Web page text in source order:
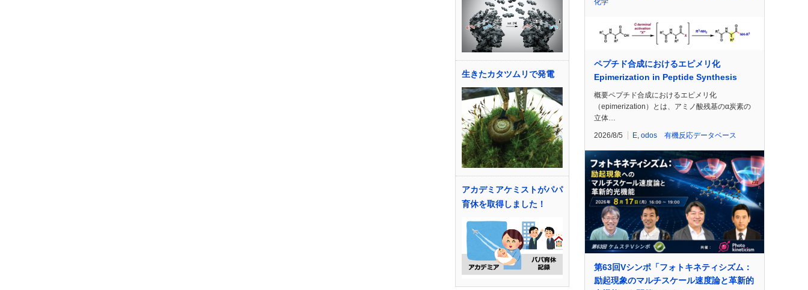
生きたカタツムリで発電
アカデミアケミストがパパ
育休を取得しました！
ペプチド合成におけるエピメリ化
Epimerization in Peptide Synthesis
概要ペプチド合成におけるエピメリ化
（epimerization）とは、アミノ酸残基のα炭素の
立体…
2026/8/5 E odos 有機反応データベース
第63回Vシンポ「フォトキネティシズム：
励起現象のマルチスケール速度論と革新的